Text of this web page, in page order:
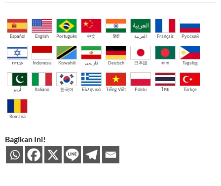
Español English Português 中文 हिंदी العربية Français Русский
עברית Indonesia Kiswahili فارسی Deutsch 日本語 বাংলা Tagalog
اُردو Italiano 한국어 Ελληνικά Tiếng Việt Polski ไทย Türkçe
Română
Bagikan Ini!